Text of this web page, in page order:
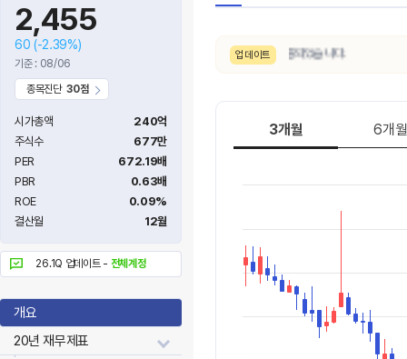
2,455
60 (-2.39%)
기준 : 08/06
종목진단30점
시가총액
240억
주식수
677만
PER
672.19배
PBR
0.63배
ROE
0.09%
결산월
12월
26.1Q 업데이트 - 전체계정
개요
20년 재무제표
업데이트
8/6. 수급 신호가 매우약함 → 약함 으로 변동되었습니다.
3개월 6개월